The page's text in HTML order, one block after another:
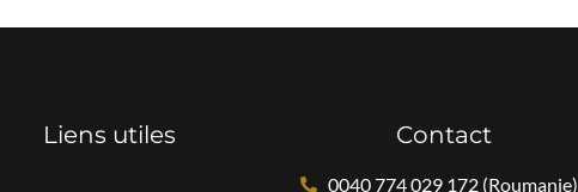
Liens utiles Contact
0040 774 029 172 (Roumanie)